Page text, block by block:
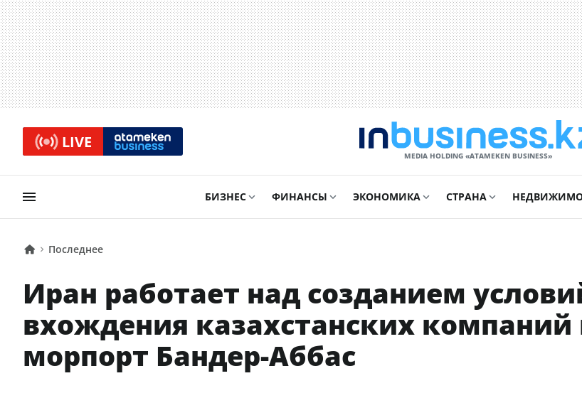
LIVE
MEDIA HOLDING «ATAMEKЕN BUSINESS»
БИЗНЕС ФИНАНСЫ ЭКОНОМИКА СТРАНА
Последнее
Иран работает над созданием
вхождения казахстанских компаний
морпорт Бандер-Аббас